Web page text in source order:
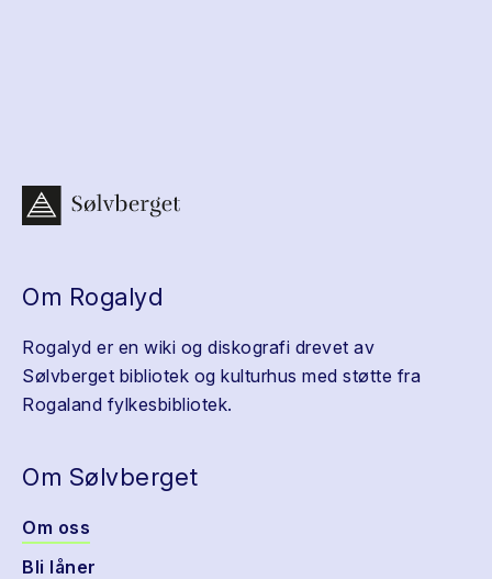
Om Rogalyd
Rogalyd er en wiki og diskografi drevet av
Sølvberget bibliotek og kulturhus med støtte fra
Rogaland fylkesbibliotek.
Om Sølvberget
Om oss
Bli låner